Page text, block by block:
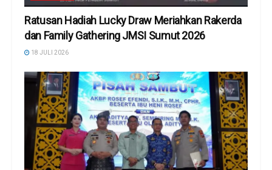
Ratusan Hadiah Lucky Draw Meriahkan Rakerda
dan Family Gathering JMSI Sumut 2026
18 JULI 2026